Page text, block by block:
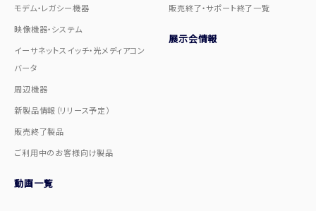
モデム・レガシー機器
映像機器・システム
イーサネットスイッチ・光メディアコン
バータ
周辺機器
新製品情報（リリース予定）
販売終了製品
ご利用中のお客様向け製品
動画一覧
販売終了・サポート終了一覧
展示会情報